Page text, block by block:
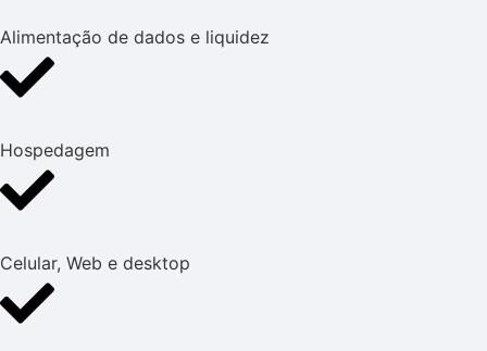
Alimentação de dados e liquidez
Hospedagem
Celular, Web e desktop